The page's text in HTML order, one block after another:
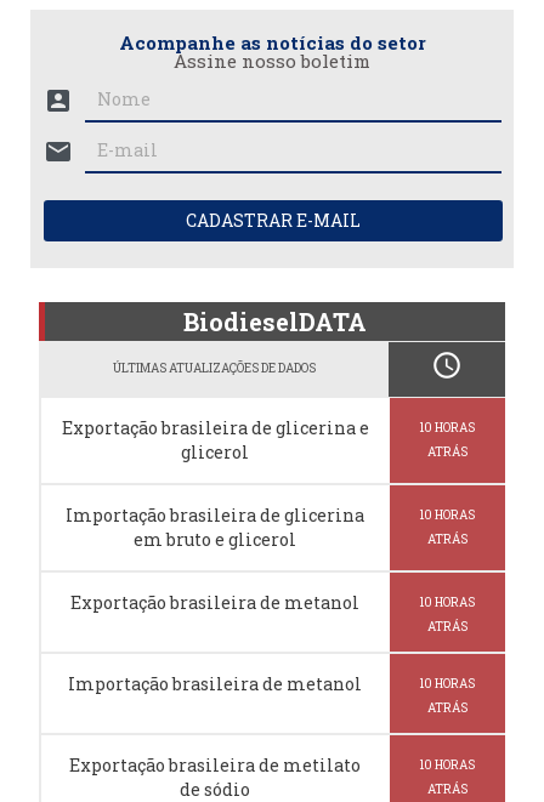
Acompanhe as notícias do setor
Assine nosso boletim
account_box
mail
CADASTRAR E-MAIL
BiodieselDATA
ÚLTIMAS ATUALIZAÇÕES DE DADOS schedule
Exportação brasileira de glicerina e
glicerol
10 HORAS
ATRÁS
Importação brasileira de glicerina
em bruto e glicerol
10 HORAS
ATRÁS
Exportação brasileira de metanol
10 HORAS
ATRÁS
Importação brasileira de metanol
10 HORAS
ATRÁS
Exportação brasileira de metilato
de sódio
10 HORAS
ATRÁS